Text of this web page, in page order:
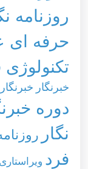
روزنامه
حرفه ای
خبرنگار
دوره
نگار
فرد